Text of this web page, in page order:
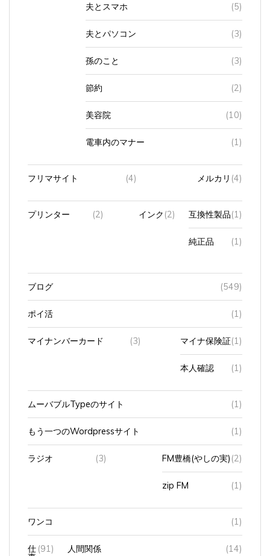
夫とパソコン (3)
孫のこと (3)
節約 (2)
美容院 (10)
電車内のマナー (1)
フリマサイト (4) メルカリ(4)
プリンター (2) インク(2) 互換性製品(1)
純正品 (1)
ブログ (549)
ポイ活 (1)
マイナンバーカード (3) マイナ保険証(1)
本人確認 (1)
ムーバブルTypeのサイト (1)
もう一つのWordpressサイト (1)
ラジオ (3) FM豊橋(やしの実)(2)
zip FM (1)
ワンコ (1)
仕
事
(91) 人間関係 (14)